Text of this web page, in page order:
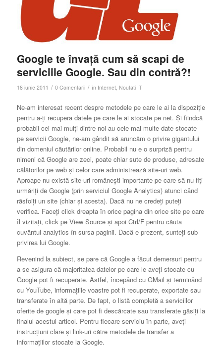
Google te învață cum să scapi de
serviciile Google. Sau din contră?!
18 iunie 2011 / 0 Comentarii / în Internet, Noutati IT
Ne-am interesat recent despre metodele pe care le ai la dispoziție
pentru a-ți recupera datele pe care le ai stocate pe net. Și fiindcă
probabil cei mai mulți dintre noi au cele mai multe date stocate
pe servicii Google, ne-am gândit să aruncăm o privire gigantului
din domeniul căutărilor online. Probabil nu e o surpriză pentru
nimeni că Google are zeci, poate chiar sute de produse, adresate
călătorilor pe web și celor care administrează site-uri web.
Aproape nu există site-uri românești importante pe care să nu fiți
urmăriți de Google (prin serviciul Google Analytics) atunci când
răsfoiți un site (chiar și acesta). Dacă nu ne credeți puteți
verifica. Faceți click dreapta în orice pagina din orice site pe care
îl vizitați, click pe View Source și apoi Ctrl/F pentru căuta
cuvântul analytics în sursa paginii. Dacă e prezent, sunteți sub
privirea lui Google.
Revenind la subiect, se pare că Google a făcut demersuri pentru
a se asigura că majoritatea datelor pe care le aveți stocate cu
Google pot fi recuperate. Astfel, începând cu GMail și terminând
cu YouTube, informațiile voastre pot fi recuperate, exportate sau
transferate în altă parte. De fapt, o listă completă a serviciilor
oferite de google și care pot fi descărcate sau transferate găsiți la
finalul acestui articol. Pentru fiecare serviciu în parte, aveți
instrucțiuni clare și link-uri către metodele de transfer a
informațiilor stocate la Google.